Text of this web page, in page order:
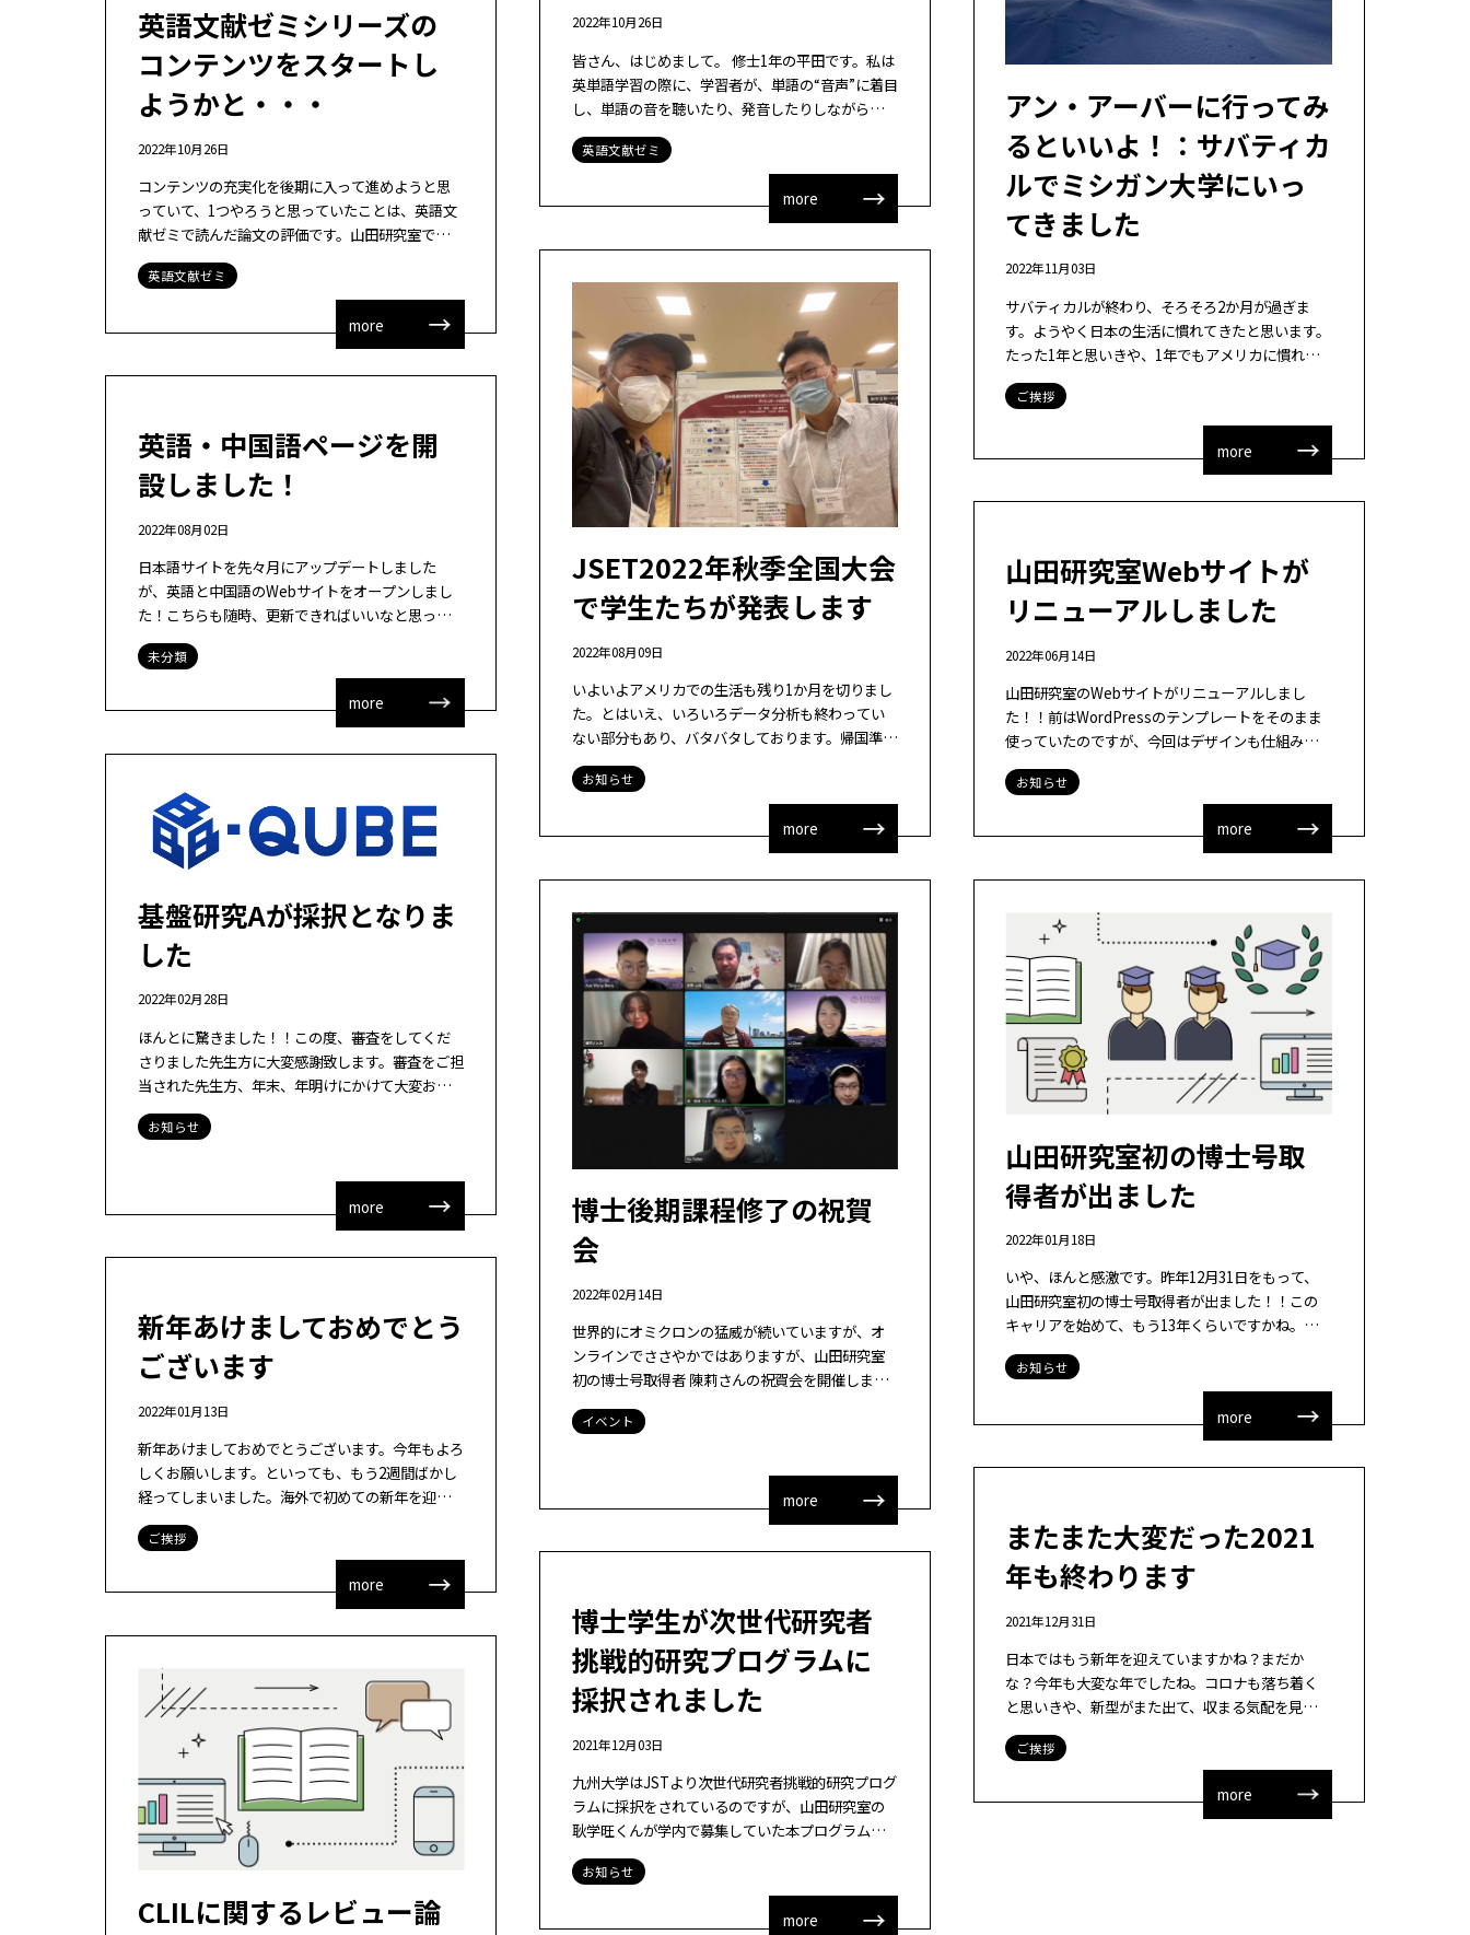
アン・アーバーに行ってみ
るといいよ！：サバティカ
ルでミシガン大学にいっ
てきました
2022年11月03日
サバティカルが終わり、そろそろ2か月が過ぎま
す。ようやく日本の生活に慣れてきたと思います。
たった1年と思いきや、1年でもアメリカに慣れる
もので、逆に日本に慣れないということがあっ
て・・・アメリカでは外でマスクはしないので
ご挨拶
more
2022年10月26日
皆さん、はじめまして。 修士1年の平田です。私は
英単語学習の際に、学習者が、単語の“音声”に着目
し、単語の音を聴いたり、発音したりしながら単語
を覚える「学習ストラテジー」を身に着けるため
の、システム開発・評価を行っていま […]
英語文献ゼミ
more
英語文献ゼミシリーズの
コンテンツをスタートし
ようかと・・・
2022年10月26日
コンテンツの充実化を後期に入って進めようと思
っていて、1つやろうと思っていたことは、英語文
献ゼミで読んだ論文の評価です。山田研究室では、
私の出身大学院の研究室であります赤堀侃司研究
室の伝統に従い、英語文献のゼミを毎週行っ […]
英語文献ゼミ
more
JSET2022年秋季全国大会
で学生たちが発表します
2022年08月09日
いよいよアメリカでの生活も残り1か月を切りまし
た。とはいえ、いろいろデータ分析も終わってい
ない部分もあり、バタバタしております。帰国準備
もそろそろしなくてはなりません。帰りの航空券
もとり、引っ越し業者とも連絡をとり、あと […]
お知らせ
more
英語・中国語ページを開
設しました！
2022年08月02日
日本語サイトを先々月にアップデートしました
が、英語と中国語のWebサイトをオープンしまし
た！こちらも随時、更新できればいいなと思って
います。 英語版 https://mark-lab.net/en/ 中国語
版 https […]
未分類
more
山田研究室Webサイトが
リニューアルしました
2022年06月14日
山田研究室のWebサイトがリニューアルしまし
た！！前はWordPressのテンプレートをそのまま
使っていたのですが、今回はデザインも仕組みも
リニューアルです。研究業績等のアップロードの簡
易化なども進めました。サーバーの設 […]
お知らせ
more
基盤研究Aが採択となりま
した
2022年02月28日
ほんとに驚きました！！この度、審査をしてくだ
さりました先生方に大変感謝致します。審査をご担
当された先生方、年末、年明けにかけて大変お忙
しい時期だったように思います。先生方のご判断に
違えぬよう、精一杯、教育現場の問題解決に […]
お知らせ
more
博士後期課程修了の祝賀
会
2022年02月14日
世界的にオミクロンの猛威が続いていますが、オ
ンラインでささやかではありますが、山田研究室
初の博士号取得者 陳莉さんの祝賀会を開催しまし
た。陳莉さんの修士課程／博士後期課程在籍時を
知る山田研究室のOB/OGも呼びました。ま […]
イベント
more
山田研究室初の博士号取
得者が出ました
2022年01月18日
いや、ほんと感激です。昨年12月31日をもって、
山田研究室初の博士号取得者が出ました！！この
キャリアを始めて、もう13年くらいですかね。前
任では院所属はできませんでしたし、九大にきて、
8年くらいでしょうか。赤堀先生のよう […]
お知らせ
more
新年あけましておめでとう
ございます
2022年01月13日
新年あけましておめでとうございます。今年もよろ
しくお願いします。といっても、もう2週間ばかし
経ってしまいました。海外で初めての新年を迎え
ましたが、日本と違って、3日から早々に日常が始
まりました（2日は日曜日だったので）。 […]
ご挨拶
more
またまた大変だった2021
年も終わります
2021年12月31日
日本ではもう新年を迎えていますかね？まだか
な？今年も大変な年でしたね。コロナも落ち着く
と思いきや、新型がまた出て、収まる気配を見せず
でしたが、コロナのことで、日常生活にもいろいろ
変化があった1年でもあったかと思います。私 […]
ご挨拶
more
博士学生が次世代研究者
挑戦的研究プログラムに
採択されました
2021年12月03日
九州大学はJSTより次世代研究者挑戦的研究プログ
ラムに採択をされているのですが、山田研究室の
耿学旺くんが学内で募集していた本プログラムに
採択されました！！本当におめでたい知らせでし
た。 耿くんはARを使用した日本語複合動 […]
お知らせ
more
CLILに関するレビュー論